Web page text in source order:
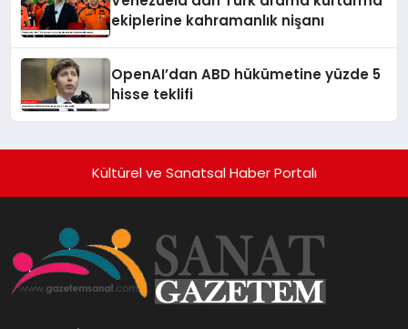
ekiplerine kahramanlık nişanı
OpenAI’dan ABD hükümetine yüzde 5
hisse teklifi
Kültürel ve Sanatsal Haber Portalı